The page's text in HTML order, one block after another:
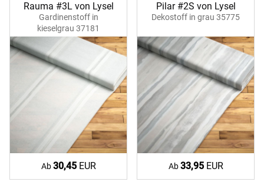
Rauma #3L von Lysel
Gardinenstoff in
kieselgrau 37181
Ab30,45EUR
Pilar #2S von Lysel
Dekostoff in grau 35775
Ab33,95EUR